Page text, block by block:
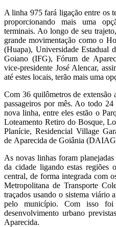
A linha 975 fará ligação entre os
proporcionando mais uma
terminais. Ao longo de seu
grande movimentação como o
(Huapa), Universidade Estadual
Goiano (IFG), Fórum de
vice-presidente José Alencar,
até estes locais, terão mais uma
Com 36 quilômetros de extensão
passageiros por mês. Ao todo
nova linha, entre eles estão o
Loteamento Retiro do Bosque,
Planície, Residencial Village
de Aparecida de Goiânia
As novas linhas foram
da cidade ligando estas regiões
central, de forma integrada com
Metropolitana de Transporte
traçados usando o sistema viário
pelo município. Com isso foi
desenvolvimento urbano
Aparecida.